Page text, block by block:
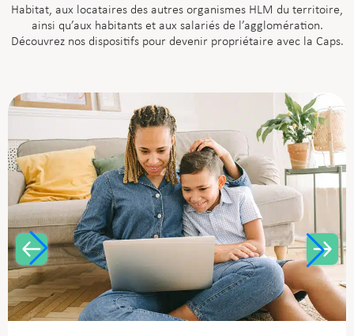
Habitat, aux locataires des autres organismes HLM du territoire,
ainsi qu’aux habitants et aux salariés de l’agglomération.
Découvrez nos dispositifs pour devenir propriétaire avec la Caps.